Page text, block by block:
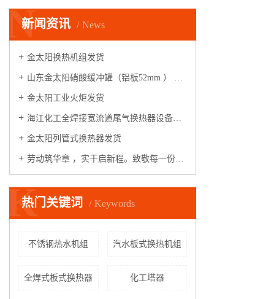
新闻资讯 News
N
金太阳换热机组发货
山东金太阳硝酸缓冲罐（铝板52mm ） 整装启航
金太阳工业火炬发货
海江化工全焊接宽流道尾气换热器设备，安装运行调试满一年，各项指标满足性能测试条件，验收合格！
金太阳列管式换热器发货
劳动筑华章 ，实干启新程。致敬每一份坚守，致敬一线工作者，五一劳动节快乐！
热门关键词 Keywords
K
不锈钢热水机组 汽水板式换热机组
全焊式板式换热器 化工塔器